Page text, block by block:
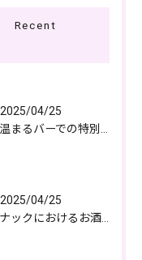
Recent
2025/04/25
2025/04/25